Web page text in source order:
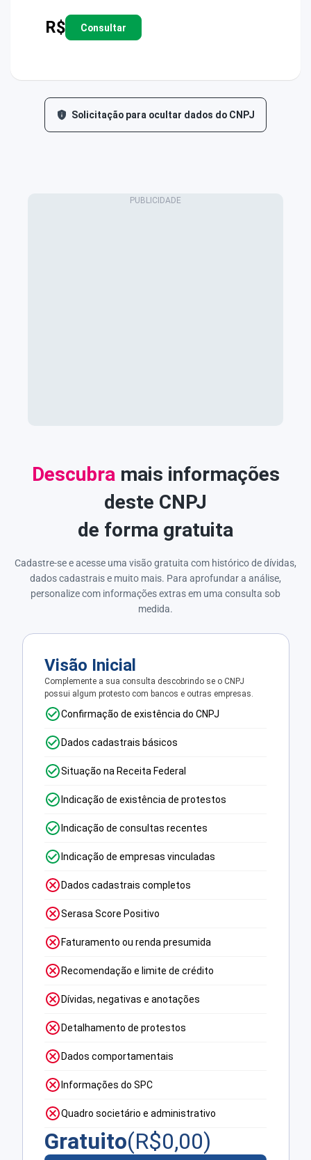
R$ Consultar
Solicitação para ocultar dados do CNPJ
Descubra mais informações
deste CNPJ
de forma gratuita
Cadastre-se e acesse uma visão gratuita com histórico de dívidas,
dados cadastrais e muito mais. Para aprofundar a análise,
personalize com informações extras em uma consulta sob
medida.
Visão Inicial
Complemente a sua consulta descobrindo se o CNPJ
possui algum protesto com bancos e outras empresas.
Confirmação de existência do CNPJ
Dados cadastrais básicos
Situação na Receita Federal
Indicação de existência de protestos
Indicação de consultas recentes
Indicação de empresas vinculadas
Dados cadastrais completos
Serasa Score Positivo
Faturamento ou renda presumida
Recomendação e limite de crédito
Dívidas, negativas e anotações
Detalhamento de protestos
Dados comportamentais
Informações do SPC
Quadro societário e administrativo
Gratuito(R$0,00)